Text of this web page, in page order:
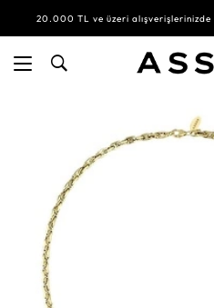
20.000 TL ve üzeri alışverişlerinizde